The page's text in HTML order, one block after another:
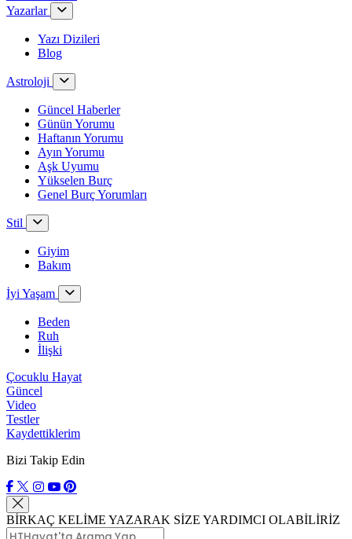
Yazarlar
Yazı Dizileri
Blog
Astroloji
Güncel Haberler
Günün Yorumu
Haftanın Yorumu
Ayın Yorumu
Aşk Uyumu
Yükselen Burç
Genel Burç Yorumları
Stil
Giyim
Bakım
İyi Yaşam
Beden
Ruh
İlişki
Çocuklu Hayat
Güncel
Video
Testler
Kaydettiklerim
Bizi Takip Edin
BİRKAÇ KELİME YAZARAK SİZE YARDIMCI OLABİLİRİZ